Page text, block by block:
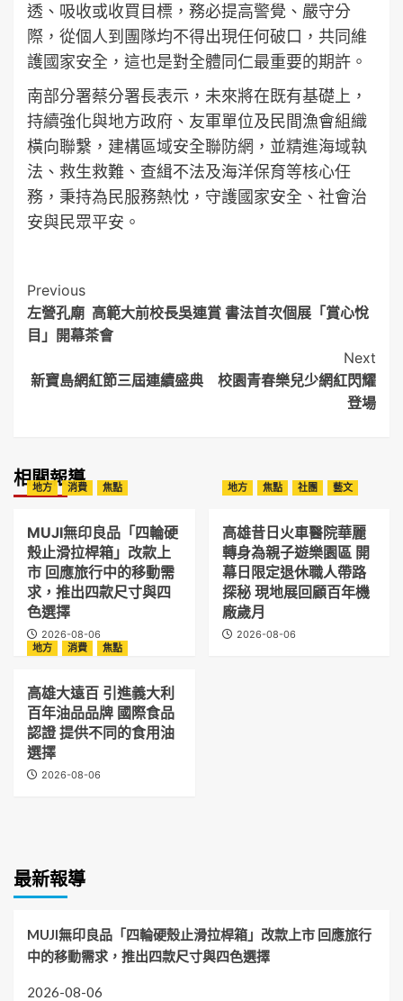
透、吸收或收買目標，務必提高警覺、嚴守分
際，從個人到團隊均不得出現任何破口，共同維
護國家安全，這也是對全體同仁最重要的期許。
南部分署蔡分署長表示，未來將在既有基礎上，
持續強化與地方政府、友軍單位及民間漁會組織
橫向聯繫，建構區域安全聯防網，並精進海域執
法、救生救難、查緝不法及海洋保育等核心任
務，秉持為民服務熱忱，守護國家安全、社會治
安與民眾平安。
Post
Navigation
Previous
左營孔廟 高範大前校長吳連賞 書法首次個展「賞心悅
目」開幕茶會
Next
新寶島網紅節三屆連續盛典 校園青春樂兒少網紅閃耀
登場
相關報導
地方 消費 焦點
MUJI無印良品「四輪硬
殼止滑拉桿箱」改款上
市 回應旅行中的移動需
求，推出四款尺寸與四
色選擇
2026-08-06
地方 焦點 社團 藝文
高雄昔日火車醫院華麗
轉身為親子遊樂園區 開
幕日限定退休職人帶路
探秘 現地展回顧百年機
廠歲月
2026-08-06
地方
消費 焦點
高雄大遠百 引進義大利
百年油品品牌 國際食品
認證 提供不同的食用油
選擇
2026-08-06
最新報導
MUJI無印良品「四輪硬殼止滑拉桿箱」改款上市 回應旅行
中的移動需求，推出四款尺寸與四色選擇
2026-08-06